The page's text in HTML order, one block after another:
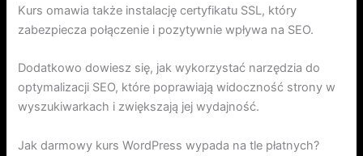
Kurs omawia także instalację certyfikatu SSL, który
zabezpiecza połączenie i pozytywnie wpływa na SEO.
Dodatkowo dowiesz się, jak wykorzystać narzędzia do
optymalizacji SEO, które poprawiają widoczność strony w
wyszukiwarkach i zwiększają jej wydajność.
Jak darmowy kurs WordPress wypada na tle płatnych?